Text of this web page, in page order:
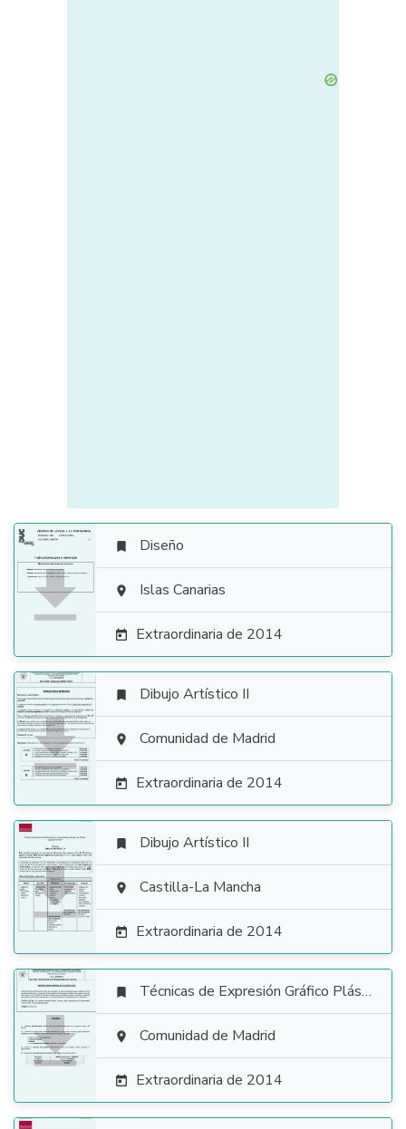

 Diseño
 Islas Canarias
 Extraordinaria de 2014

 Dibujo Artístico II
 Comunidad de Madrid
 Extraordinaria de 2014

 Dibujo Artístico II
 Castilla-La Mancha
 Extraordinaria de 2014

 Técnicas de Expresión Gráfico Plástica
 Comunidad de Madrid
 Extraordinaria de 2014